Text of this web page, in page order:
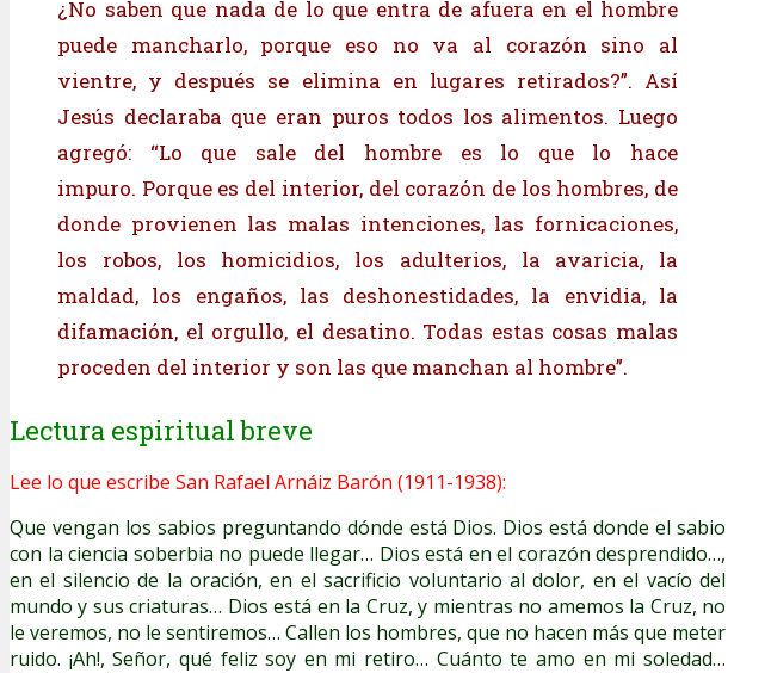
¿No saben que nada de lo que entra de afuera en el hombre
puede mancharlo, porque eso no va al corazón sino al
vientre, y después se elimina en lugares retirados?”. Así
Jesús declaraba que eran puros todos los alimentos. Luego
agregó: “Lo que sale del hombre es lo que lo hace
impuro. Porque es del interior, del corazón de los hombres, de
donde provienen las malas intenciones, las fornicaciones,
los robos, los homicidios, los adulterios, la avaricia, la
maldad, los engaños, las deshonestidades, la envidia, la
difamación, el orgullo, el desatino. Todas estas cosas malas
proceden del interior y son las que manchan al hombre”.
Lectura espiritual breve
Lee lo que escribe San Rafael Arnáiz Barón (1911-1938):
Que vengan los sabios preguntando dónde está Dios. Dios está donde el sabio
con la ciencia soberbia no puede llegar… Dios está en el corazón desprendido…,
en el silencio de la oración, en el sacrificio voluntario al dolor, en el vacío del
mundo y sus criaturas… Dios está en la Cruz, y mientras no amemos la Cruz, no
le veremos, no le sentiremos… Callen los hombres, que no hacen más que meter
ruido. ¡Ah!, Señor, qué feliz soy en mi retiro… Cuánto te amo en mi soledad…